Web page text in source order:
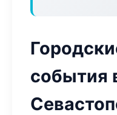
события